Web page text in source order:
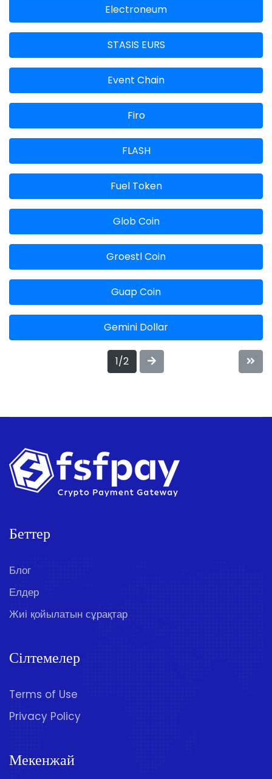
Electroneum
STASIS EURS
Event Chain
Firo
FLASH
Fuel Token
Glob Coin
Groestl Coin
Guap Coin
Gemini Dollar
1/2
Беттер
Блог
Елдер
Жиі қойылатын сұрақтар
Сілтемелер
Terms of Use
Privacy Policy
Мекенжай